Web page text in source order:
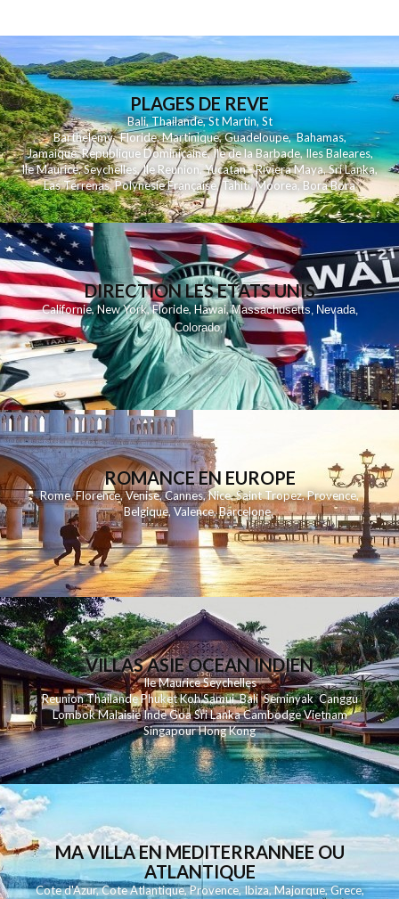
PLAGES DE REVE
Bali,Thailande,St Martin,St
Barthelemy,Floride,Martinique,Guadeloupe,Bahamas,
Jamaique,Republique Dominicaine,Ile de la Barbade,Iles Baleares,
Ile Maurice,Seychelles,Ile Reunion,Yucatan - Riviera Maya,Sri Lanka,
Las Terrenas,Polynesie Française,Tahiti,Moorea, Bora Bora
DIRECTION LES ETATS UNIS
Californie,New York,Floride,Hawai,Massachusetts, Nevada,
Colorado,
ROMANCE EN EUROPE
Rome,Florence,Venise,Cannes,Nice,Saint Tropez,Provence,
Belgique,Valence,Barcelone,
VILLAS ASIE OCEAN INDIEN
Ile MauriceSeychelles
ReunionThailandePhuketKohSamui Bali SeminyakCanggu
LombokMalaisieIndeGoaSri LankaCambodgeVietnam
SingapourHong Kong
MA VILLA EN MEDITERRANNEE OU
ATLANTIQUE
Cote d'Azur,Cote Atlantique,Provence,Ibiza,Majorque,Grece,